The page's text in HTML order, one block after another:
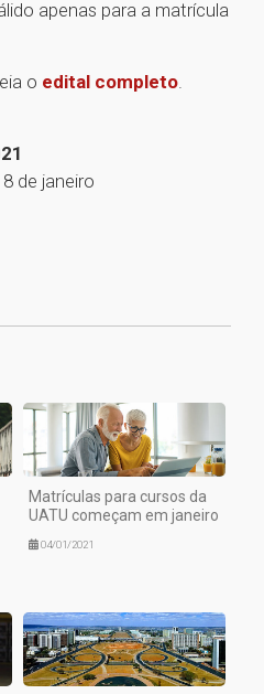
apenas para a matrícula
o edital completo.
de janeiro
Matrículas para cursos da
UATU começam em janeiro
04/01/2021